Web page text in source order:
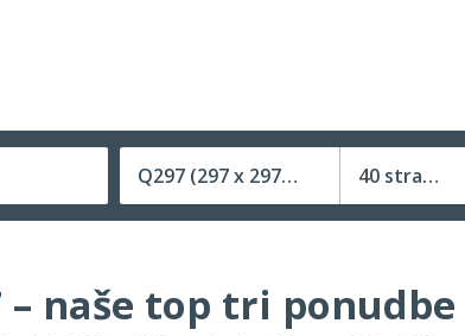
Q297 (297 x 297 mm)
Velikost (zaprte) tiskovine
40 strani
– naše top tri ponudbe